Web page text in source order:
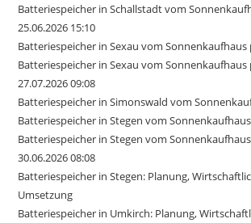
Batteriespeicher in Schallstadt vom
25.06.2026 15:10
Batteriespeicher in Sexau vom Sonnenkaufhaus
Batteriespeicher in Sexau vom Sonnenkaufhaus
27.07.2026 09:08
Batteriespeicher in Simonswald vom
Batteriespeicher in Stegen vom
Batteriespeicher in Stegen vom
30.06.2026 08:08
Batteriespeicher in Stegen: Planung,
Umsetzung
Batteriespeicher in Umkirch: Planung,